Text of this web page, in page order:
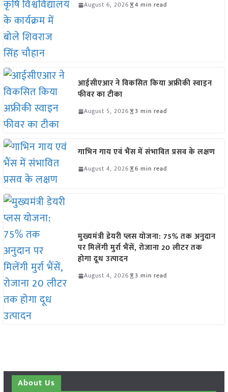
August 6, 2026 4 min read
आईसीएआर ने विकसित किया अफ्रीकी स्वाइन
फीवर का टीका
August 5, 2026 3 min read
गाभिन गाय एवं भैंस में संभावित प्रसव के लक्षण
August 4, 2026 6 min read
मुख्यमंत्री डेयरी प्लस योजना: 75% तक अनुदान
पर मिलेंगी मुर्रा भैंसें, रोजाना 20 लीटर तक
होगा दूध उत्पादन
August 4, 2026 3 min read
About Us